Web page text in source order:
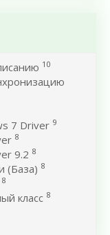
10
7 Driver 9
8
9.2 8
(База) 8
8
класс 8